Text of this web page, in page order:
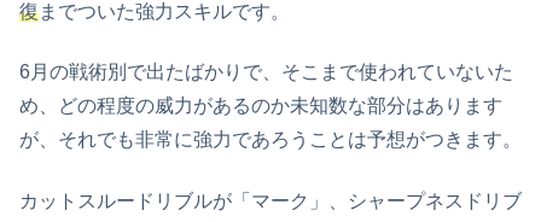
復までついた強力スキルです。
6月の戦術別で出たばかりで、そこまで使われていないた
め、どの程度の威力があるのか未知数な部分はあります
が、それでも非常に強力であろうことは予想がつきます。
カットスルードリブルが「マーク」、シャープネスドリブ